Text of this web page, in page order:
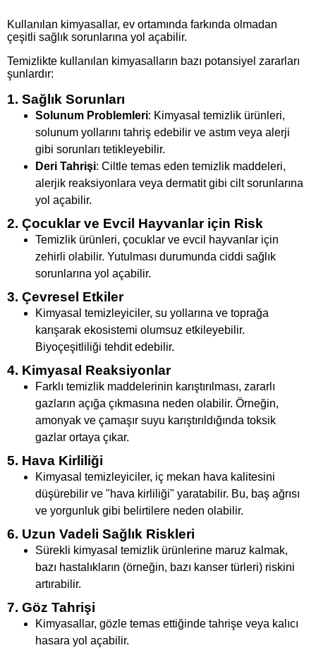
Kullanılan kimyasallar, ev ortamında farkında olmadan
çeşitli sağlık sorunlarına yol açabilir.
Temizlikte kullanılan kimyasalların bazı potansiyel zararları
şunlardır:
1. Sağlık Sorunları
Solunum Problemleri: Kimyasal temizlik ürünleri,
solunum yollarını tahriş edebilir ve astım veya alerji
gibi sorunları tetikleyebilir.
Deri Tahrişi: Ciltle temas eden temizlik maddeleri,
alerjik reaksiyonlara veya dermatit gibi cilt sorunlarına
yol açabilir.
2. Çocuklar ve Evcil Hayvanlar için Risk
Temizlik ürünleri, çocuklar ve evcil hayvanlar için
zehirli olabilir. Yutulması durumunda ciddi sağlık
sorunlarına yol açabilir.
3. Çevresel Etkiler
Kimyasal temizleyiciler, su yollarına ve toprağa
karışarak ekosistemi olumsuz etkileyebilir.
Biyoçeşitliliği tehdit edebilir.
4. Kimyasal Reaksiyonlar
Farklı temizlik maddelerinin karıştırılması, zararlı
gazların açığa çıkmasına neden olabilir. Örneğin,
amonyak ve çamaşır suyu karıştırıldığında toksik
gazlar ortaya çıkar.
5. Hava Kirliliği
Kimyasal temizleyiciler, iç mekan hava kalitesini
düşürebilir ve "hava kirliliği" yaratabilir. Bu, baş ağrısı
ve yorgunluk gibi belirtilere neden olabilir.
6. Uzun Vadeli Sağlık Riskleri
Sürekli kimyasal temizlik ürünlerine maruz kalmak,
bazı hastalıkların (örneğin, bazı kanser türleri) riskini
artırabilir.
7. Göz Tahrişi
Kimyasallar, gözle temas ettiğinde tahrişe veya kalıcı
hasara yol açabilir.